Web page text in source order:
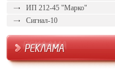
ИП 212-45 "Марко"
Сигнал-10